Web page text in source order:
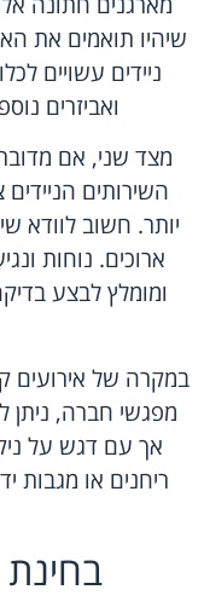
שיהיו תואמים את
ניידים עשויים
ואביזרים
מצד שני, אם
השירותים הניידים
יותר. חשוב לוודא
ארוכים. נוחות
ומומלץ לבצע
במקרה של אירועים
מפגשי חברה, ניתן
אך עם דגש על
ריחנים או מגבות